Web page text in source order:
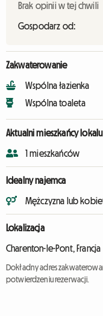
Brak opinii w tej chwili
Gospodarz od:
Zakwaterowanie
Wspólna łazienka
Wspólna toaleta
Aktualni mieszkańcy lokalu
1 mieszkańców
Idealny najemca
Mężczyzna lub
Lokalizacja
Charenton-le-Pont, Francja
Dokładny adres
potwierdzeniu rezerwacji.